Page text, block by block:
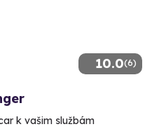
10.0(6)
k vašim službám